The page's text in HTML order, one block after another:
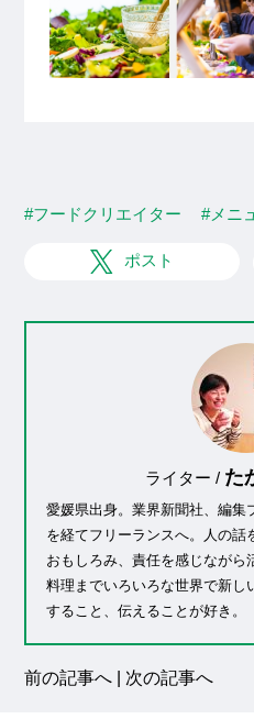
#フードクリエイター #メニ
ポスト
ライター / た
愛媛県出身。業界新聞社、編集
を経てフリーランスへ。人の話
おもしろみ、責任を感じながら
料理までいろいろな世界で新し
すること、伝えることが好き。
前の記事へ 次の記事へ